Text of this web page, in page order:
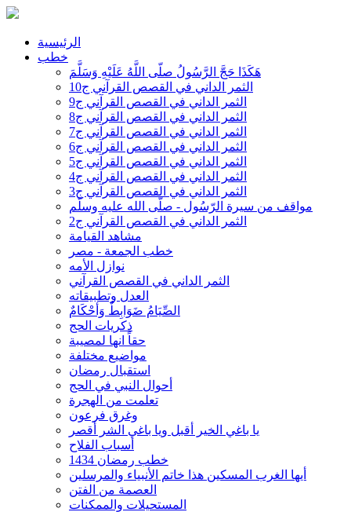
الرئيسية
خطب
هَكَذَا حَجَّ الرَّسُولُ صلّى اللَّهُ عَلَيْهِ وَسَلَّمَ
الثمر الداني في القصص القرآني ج10
الثمر الداني في القصص القرآني ج9
الثمر الداني في القصص القرآني ج8
الثمر الداني في القصص القرآني ج7
الثمر الداني في القصص القرآني ج6
الثمر الداني في القصص القرآني ج5
الثمر الداني في القصص القرآني ج4
الثمر الداني في القصص القرآني ج3
مواقف من سيرة الرّسُول - صلّى الله عليه وسلّم
الثمر الداني في القصص القرآني ج2
مشاهد القيامة
خطب الجمعة - مصر
نوازل الأمه
الثمر الداني في القصص القرآني
العدل وتطبيقاته
الصِّيَامُ ضَوَابِطٌ وَأحْكَامٌ
ذكريات الحج
حقاً انها لمصيبة
مواضيع مختلفة
استقبال رمضان
أحوال النبي في الحج
تعلمت من الهجرة
وغرق فرعون
يا باغي الخير أقبل ويا باغي الشر أقصر
أسباب الفلاح
خطب رمضان 1434
أيها الغرب المسكين هذا خاتم الأنبياء والمرسلين
العصمة من الفتن
المستحيلات والممكنات